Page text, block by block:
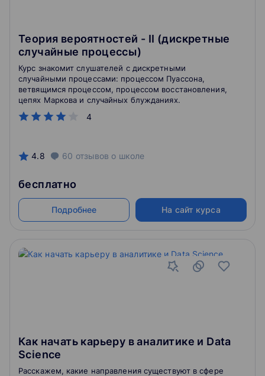
Теория вероятностей - II (дискретные
случайные процессы)
4
Курс знакомит слушателей с дискретными
случайными процессами: процессом Пуассона,
ветвящимся процессом, процессом восстановления,
цепях Маркова и случайных блужданиях.
4.8 60 отзывов о школе
бесплатно
Подробнее На сайт курса
Как начать карьеру в аналитике и Data
Science
Расскажем, какие направления существуют в сфере